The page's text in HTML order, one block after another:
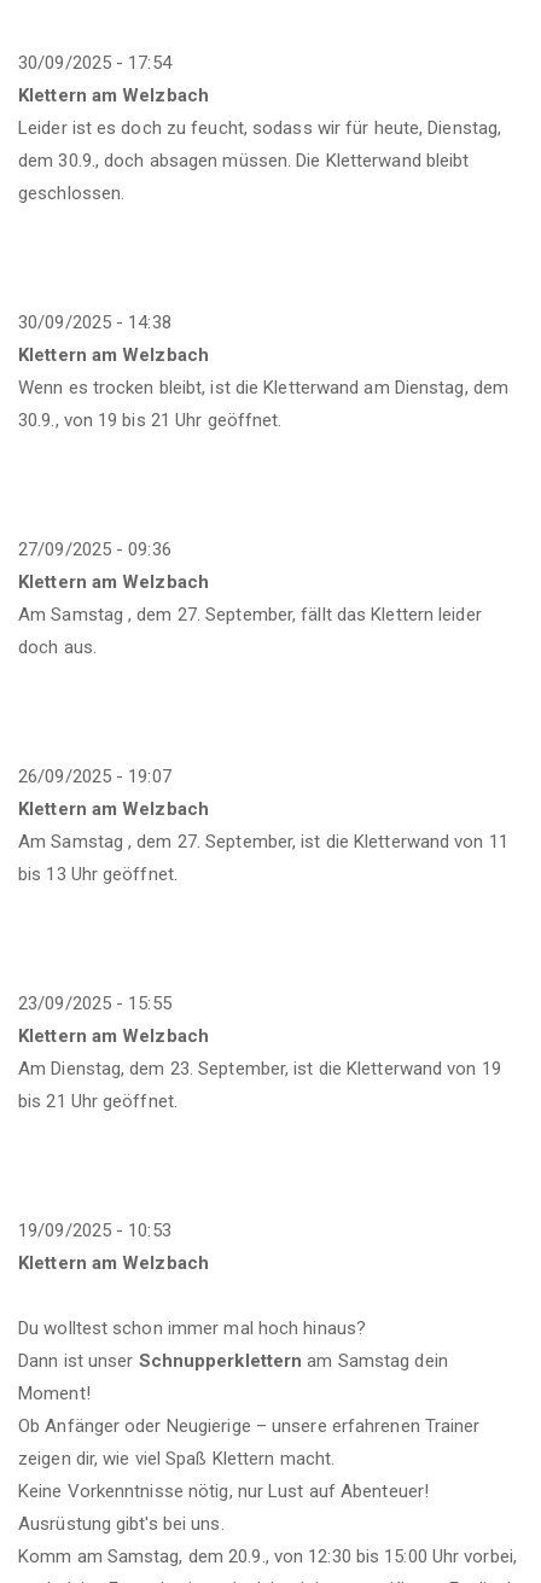
30/09/2025 - 17:54
Klettern am Welzbach
Leider ist es doch zu feucht, sodass wir für heute, Dienstag,
dem 30.9., doch absagen müssen. Die Kletterwand bleibt
geschlossen.
30/09/2025 - 14:38
Klettern am Welzbach
Wenn es trocken bleibt, ist die Kletterwand am Dienstag, dem
30.9., von 19 bis 21 Uhr geöffnet.
27/09/2025 - 09:36
Klettern am Welzbach
Am Samstag , dem 27. September, fällt das Klettern leider
doch aus.
26/09/2025 - 19:07
Klettern am Welzbach
Am Samstag , dem 27. September, ist die Kletterwand von 11
bis 13 Uhr geöffnet.
23/09/2025 - 15:55
Klettern am Welzbach
Am Dienstag, dem 23. September, ist die Kletterwand von 19
bis 21 Uhr geöffnet.
19/09/2025 - 10:53
Klettern am Welzbach
Du wolltest schon immer mal hoch hinaus?
Dann ist unser Schnupperklettern am Samstag dein
Moment!
Ob Anfänger oder Neugierige – unsere erfahrenen Trainer
zeigen dir, wie viel Spaß Klettern macht.
Keine Vorkenntnisse nötig, nur Lust auf Abenteuer!
Ausrüstung gibt's bei uns.
Komm am Samstag, dem 20.9., von 12:30 bis 15:00 Uhr vorbei,